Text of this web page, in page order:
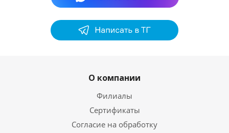
О компании
Филиалы
Сертификаты
Согласие на обработку